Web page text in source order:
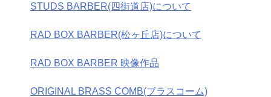
STUDS BARBER(四街道店)について
RAD BOX BARBER(松ヶ丘店)について
RAD BOX BARBER 映像作品
ORIGINAL BRASS COMB(ブラスコーム)